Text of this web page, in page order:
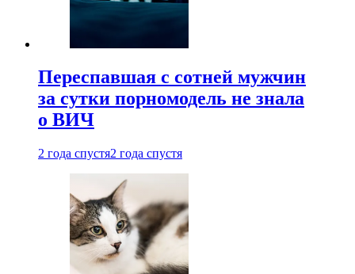
Переспавшая с сотней мужчин
за сутки порномодель не знала
о ВИЧ
2 года спустя2 года спустя